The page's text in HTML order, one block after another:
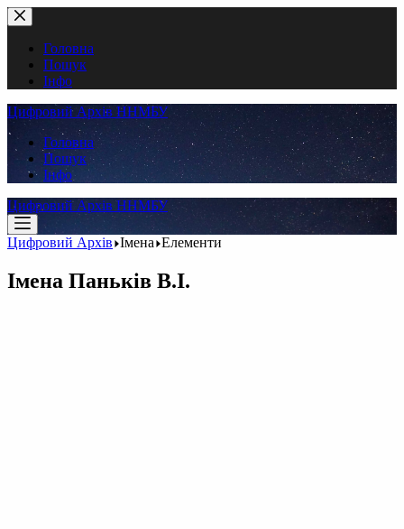
Перейти
до
вмістуГоловна
Пошук
Інфо
Цифровий Архів ННМБУ
Головна
Пошук
Інфо
Цифровий Архів ННМБУ
Цифровий Архів Імена Елементи
Імена Паньків В.І.